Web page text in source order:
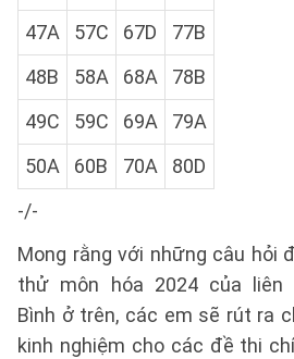
47A
57C 67D
77B
48B
58A 68A
78B
49C
59C 69A
79A
50A
60B 70A
80D
-/-
Mong rằng với những câu hỏi
thử môn hóa 2024 của liên
Bình ở trên, các em sẽ rút ra
kinh nghiệm cho các đề thi